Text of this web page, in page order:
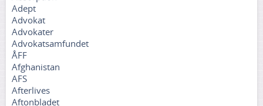
Adept
Advokat
Advokater
Advokatsamfundet
ÅFF
Afghanistan
AFS
Afterlives
Aftonbladet